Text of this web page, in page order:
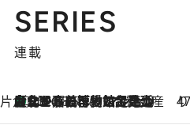
SERIES
連載
片倉真理のときめく台湾土産
2026.8.5
台北からちょっと足を延ばして嘉義へ！ マジョリカタイルの博物館で見つけたレトロ可愛い台湾土産 47